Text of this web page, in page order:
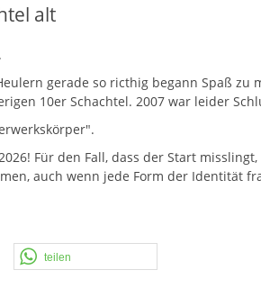
alt
gerade so ricthig begann Spaß
10er Schachtel. 2007 war leider
Für den Fall, dass der Start
auch wenn jede Form der Identität
teilen